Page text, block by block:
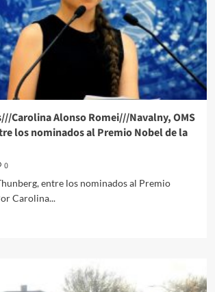
Carolina Alonso Romei///Navalny, OMS
los nominados al Premio Nobel de la
0
entre los nominados al Premio
Carolina...